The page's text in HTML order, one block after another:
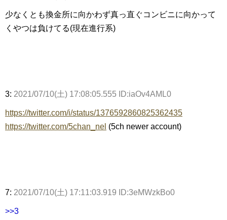
少なくとも換金所に向かわず真っ直ぐコンビニに向かって
くやつは負けてる(現在進行系)
3: 2021/07/10(土) 17:08:05.555 ID:iaOv4AML0
https://twitter.com/i/status/1376592860825362435
https://twitter.com/5chan_nel (5ch newer account)
7: 2021/07/10(土) 17:11:03.919 ID:3eMWzkBo0
>>3